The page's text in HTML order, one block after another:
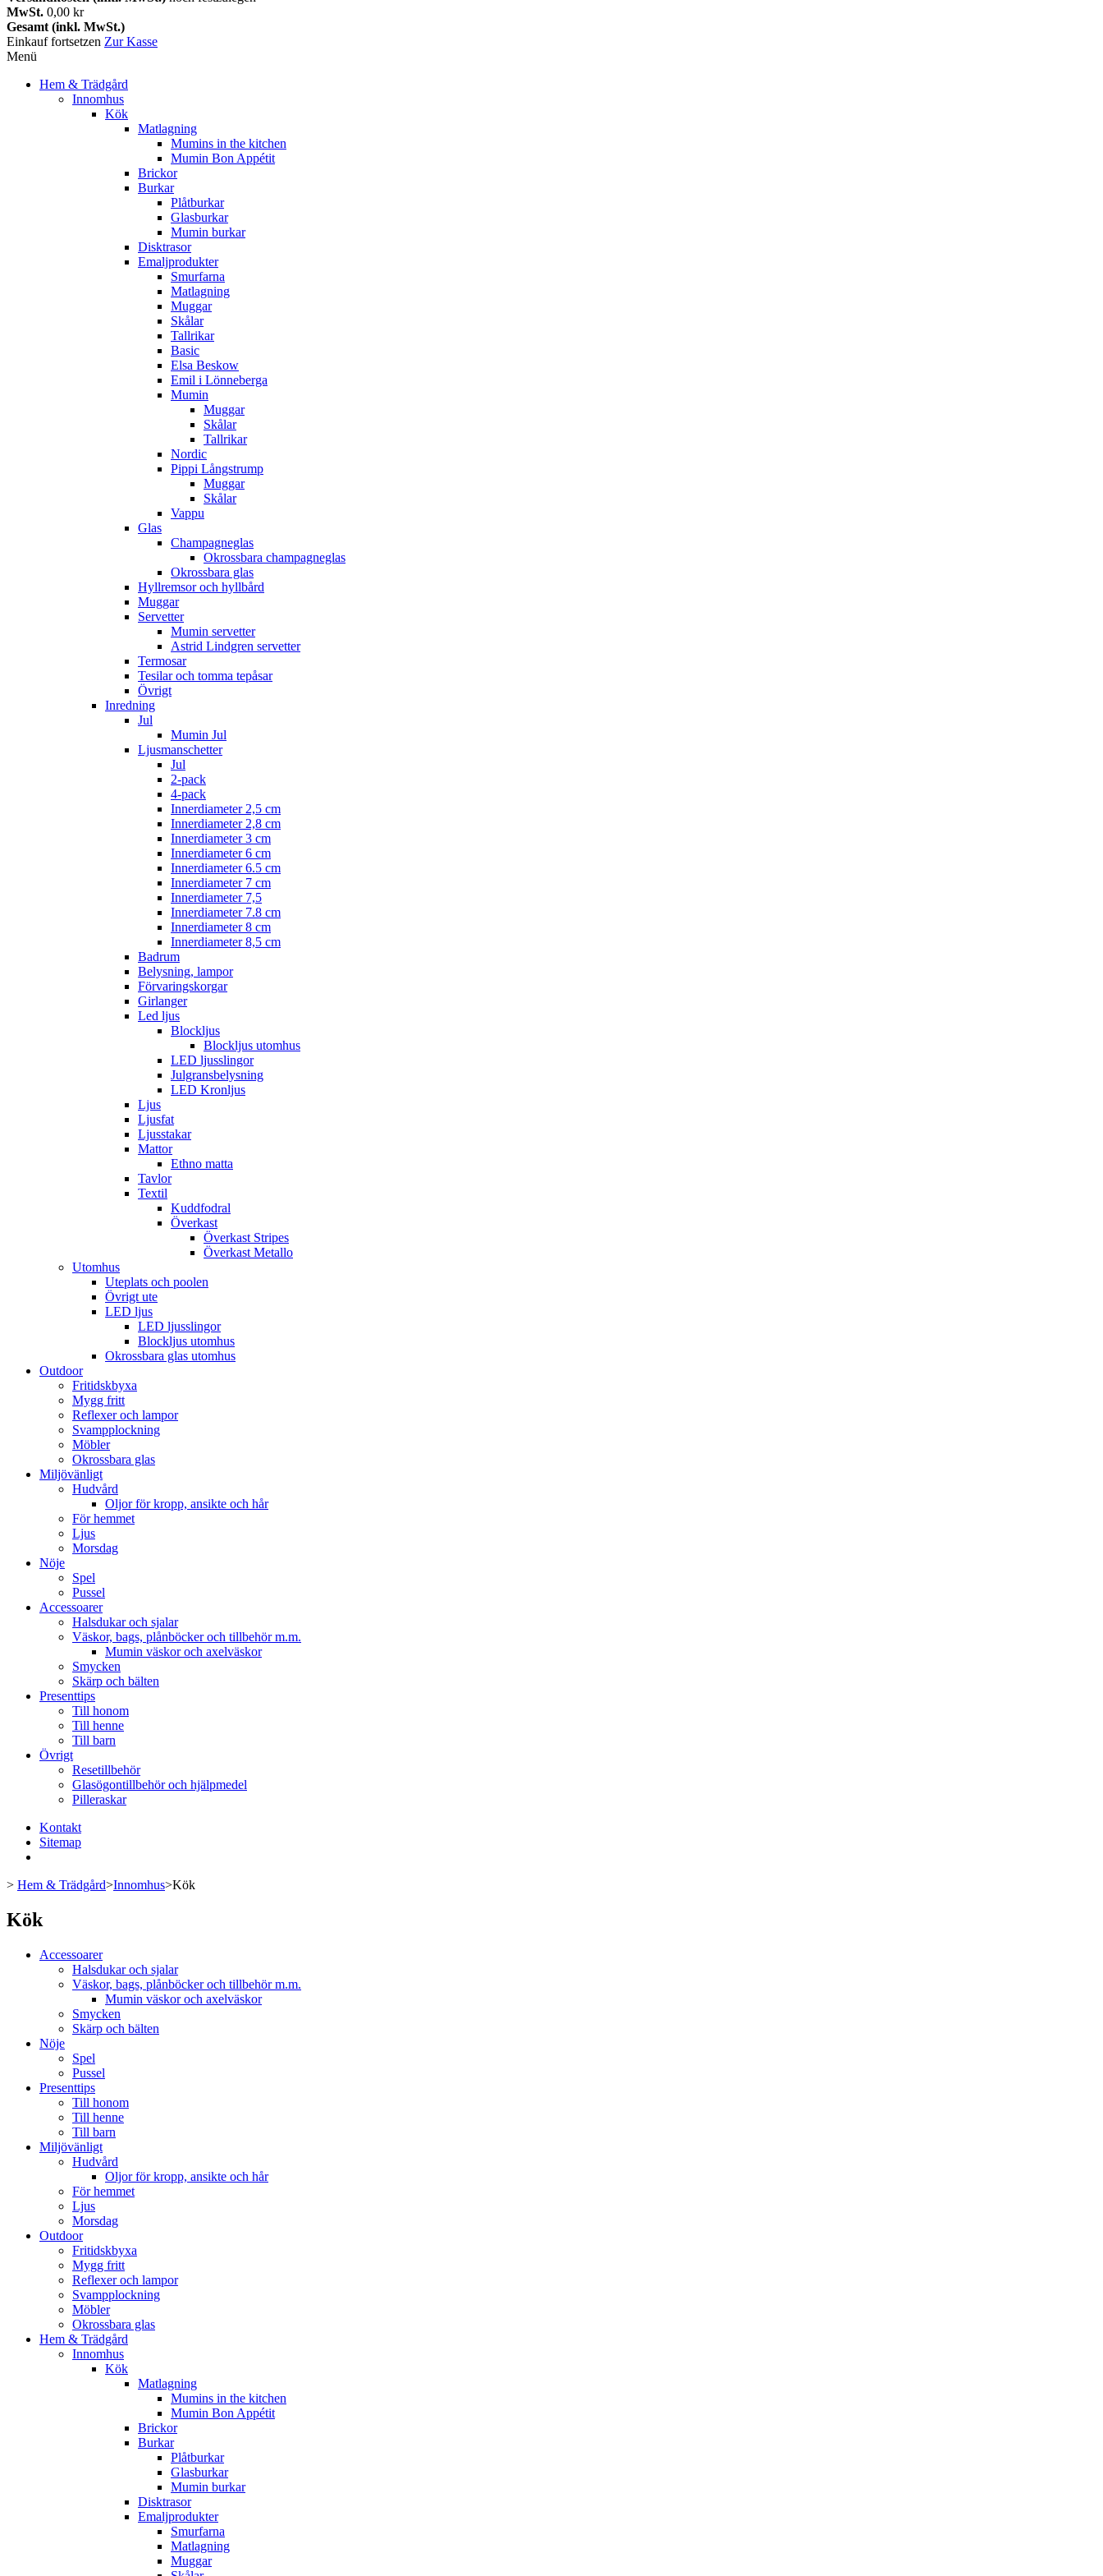
MwSt. 0,00 kr
Gesamt (inkl. MwSt.)
Einkauf fortsetzen Zur Kasse
Menü
Hem & Trädgård
Innomhus
Kök
Matlagning
Mumins in the kitchen
Mumin Bon Appétit
Brickor
Burkar
Plåtburkar
Glasburkar
Mumin burkar
Disktrasor
Emaljprodukter
Smurfarna
Matlagning
Muggar
Skålar
Tallrikar
Basic
Elsa Beskow
Emil i Lönneberga
Mumin
Muggar
Skålar
Tallrikar
Nordic
Pippi Långstrump
Muggar
Skålar
Vappu
Glas
Champagneglas
Okrossbara champagneglas
Okrossbara glas
Hyllremsor och hyllbård
Muggar
Servetter
Mumin servetter
Astrid Lindgren servetter
Termosar
Tesilar och tomma tepåsar
Övrigt
Inredning
Jul
Mumin Jul
Ljusmanschetter
Jul
2-pack
4-pack
Innerdiameter 2,5 cm
Innerdiameter 2,8 cm
Innerdiameter 3 cm
Innerdiameter 6 cm
Innerdiameter 6.5 cm
Innerdiameter 7 cm
Innerdiameter 7,5
Innerdiameter 7.8 cm
Innerdiameter 8 cm
Innerdiameter 8,5 cm
Badrum
Belysning, lampor
Förvaringskorgar
Girlanger
Led ljus
Blockljus
Blockljus utomhus
LED ljusslingor
Julgransbelysning
LED Kronljus
Ljus
Ljusfat
Ljusstakar
Mattor
Ethno matta
Tavlor
Textil
Kuddfodral
Överkast
Överkast Stripes
Överkast Metallo
Utomhus
Uteplats och poolen
Övrigt ute
LED ljus
LED ljusslingor
Blockljus utomhus
Okrossbara glas utomhus
Outdoor
Fritidskbyxa
Mygg fritt
Reflexer och lampor
Svampplockning
Möbler
Okrossbara glas
Miljövänligt
Hudvård
Oljor för kropp, ansikte och hår
För hemmet
Ljus
Morsdag
Nöje
Spel
Pussel
Accessoarer
Halsdukar och sjalar
Väskor, bags, plånböcker och tillbehör m.m.
Mumin väskor och axelväskor
Smycken
Skärp och bälten
Presenttips
Till honom
Till henne
Till barn
Övrigt
Resetillbehör
Glasögontillbehör och hjälpmedel
Pilleraskar
Kontakt
Sitemap
> Hem & Trädgård>Innomhus>Kök
Kök
Accessoarer
Halsdukar och sjalar
Väskor, bags, plånböcker och tillbehör m.m.
Mumin väskor och axelväskor
Smycken
Skärp och bälten
Nöje
Spel
Pussel
Presenttips
Till honom
Till henne
Till barn
Miljövänligt
Hudvård
Oljor för kropp, ansikte och hår
För hemmet
Ljus
Morsdag
Outdoor
Fritidskbyxa
Mygg fritt
Reflexer och lampor
Svampplockning
Möbler
Okrossbara glas
Hem & Trädgård
Innomhus
Kök
Matlagning
Mumins in the kitchen
Mumin Bon Appétit
Brickor
Burkar
Plåtburkar
Glasburkar
Mumin burkar
Disktrasor
Emaljprodukter
Smurfarna
Matlagning
Muggar